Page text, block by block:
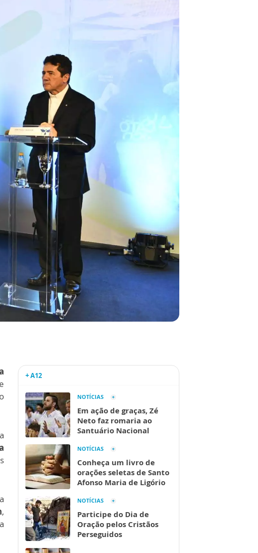
,
+ A12
NOTÍCIAS
Em ação de graças, Zé
Neto faz romaria ao
Santuário Nacional
NOTÍCIAS
Conheça um livro de
orações seletas de Santo
Afonso Maria de Ligório
NOTÍCIAS
Participe do Dia de
Oração pelos Cristãos
Perseguidos